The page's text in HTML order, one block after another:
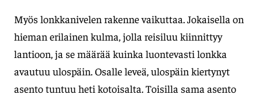
Myös lonkkanivelen rakenne vaikuttaa. Jokaisella on
hieman erilainen kulma, jolla reisiluu kiinnittyy
lantioon, ja se määrää kuinka luontevasti lonkka
avautuu ulospäin. Osalle leveä, ulospäin kiertynyt
asento tuntuu heti kotoisalta. Toisilla sama asento